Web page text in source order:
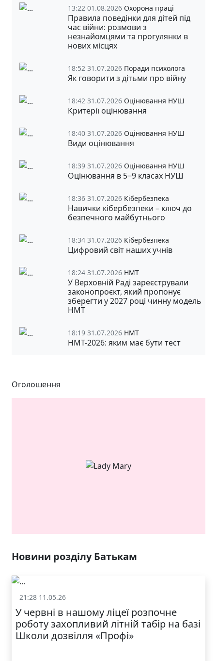
13:22 01.08.2026 Охорона праці
Правила поведінки для дітей під
час війни: розмови з
незнайомцями та прогулянки в
нових місцях
18:52 31.07.2026 Поради психолога
Як говорити з дітьми про війну
18:42 31.07.2026 Оцінювання НУШ
Критерії оцінювання
18:40 31.07.2026 Оцінювання НУШ
Види оцінювання
18:39 31.07.2026 Оцінювання НУШ
Оцінювання в 5‒9 класах НУШ
18:36 31.07.2026 Кібербезпека
Навички кібербезпеки – ключ до
безпечного майбутнього
18:34 31.07.2026 Кібербезпека
Цифровий світ наших учнів
18:24 31.07.2026 НМТ
У Верховній Раді зареєстрували
законопроєкт, який пропонує
зберегти у 2027 році чинну модель
НМТ
18:19 31.07.2026 НМТ
НМТ-2026: яким має бути тест
Оголошення
У ЛЬВОВІ
Новини розділу Батькам
21:28 11.05.26
У червні в нашому ліцеї розпочне
роботу захопливий літній табір на базі
Школи дозвілля «Профі»